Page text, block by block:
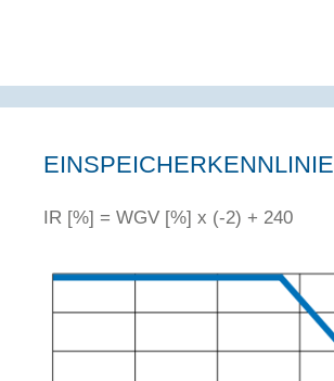
EINSPEICHERKENNLINIE
IR [%] = WGV [%] x (-2) + 240